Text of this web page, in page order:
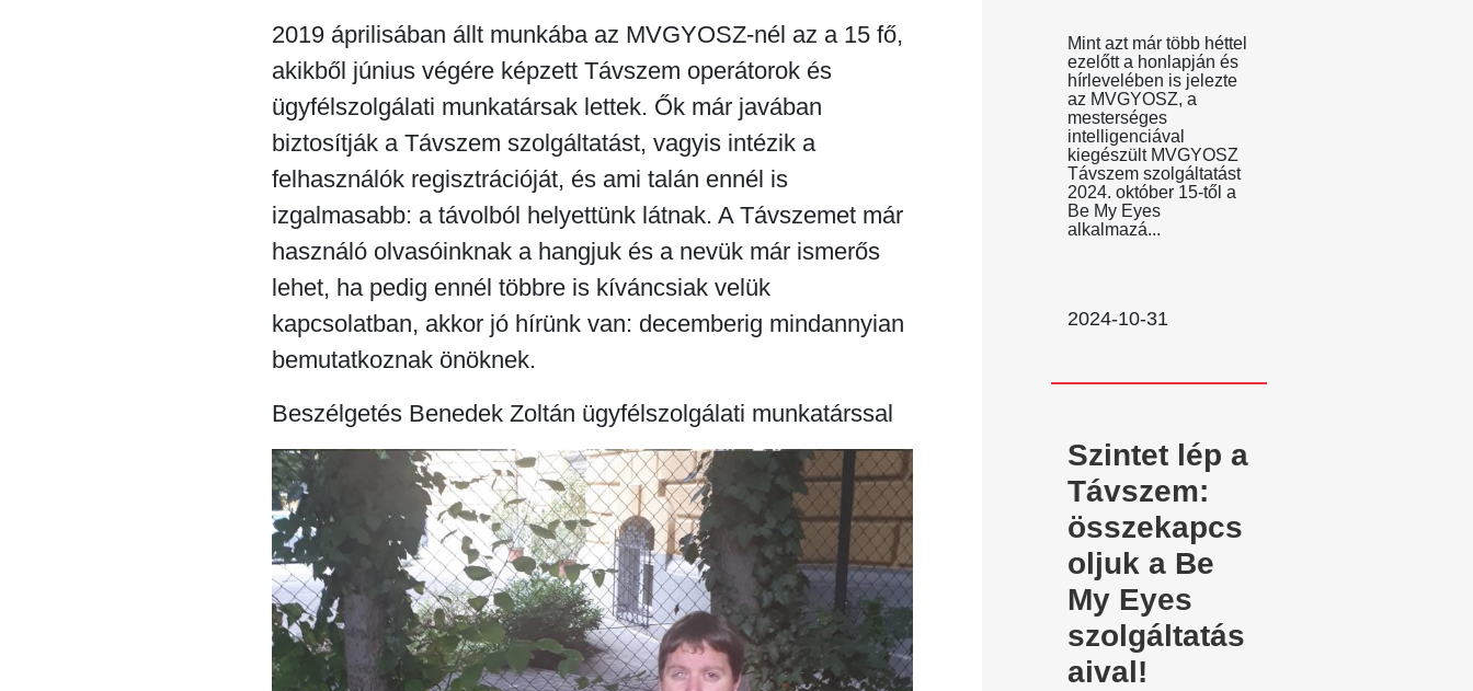
2019 áprilisában állt munkába az MVGYOSZ-nél az a 15 fő,
akikből június végére képzett Távszem operátorok és
ügyfélszolgálati munkatársak lettek. Ők már javában
biztosítják a Távszem szolgáltatást, vagyis intézik a
felhasználók regisztrációját, és ami talán ennél is
izgalmasabb: a távolból helyettünk látnak. A Távszemet már
használó olvasóinknak a hangjuk és a nevük már ismerős
lehet, ha pedig ennél többre is kíváncsiak velük
kapcsolatban, akkor jó hírünk van: decemberig mindannyian
bemutatkoznak önöknek.
Beszélgetés Benedek Zoltán ügyfélszolgálati munkatárssal
Mint azt már több héttel
ezelőtt a honlapján és
hírlevelében is jelezte
az MVGYOSZ, a
mesterséges
intelligenciával
kiegészült MVGYOSZ
Távszem szolgáltatást
2024. október 15-től a
Be My Eyes
alkalmazá...
2024-10-31
Szintet lép a
Távszem:
összekapcs
oljuk a Be
My Eyes
szolgáltatás
aival!